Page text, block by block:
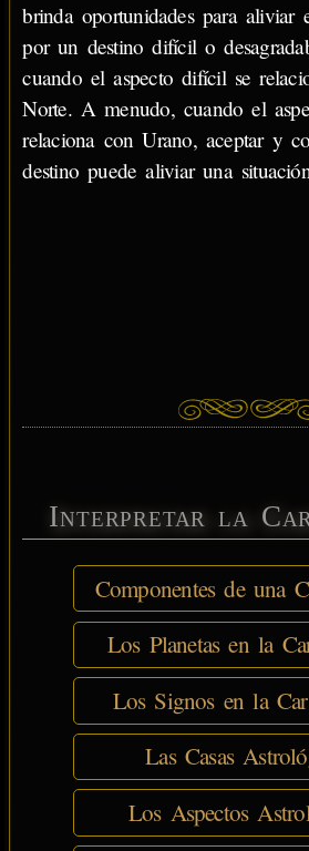
brinda oportunidades para aliviar
por un destino difícil o
cuando el aspecto difícil se
Norte. A menudo, cuando el
relaciona con Urano, aceptar y
destino puede aliviar una
Interpretar la
Componentes de una
Los Planetas en la
Los Signos en la
Las Casas
Los Aspectos